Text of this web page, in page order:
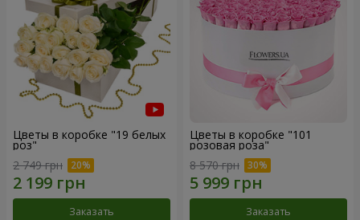
Цветы в коробке "19 белых
роз"
2 749 грн
Заказать
Цветы в коробке "101
розовая роза"
8 570 грн
Заказать